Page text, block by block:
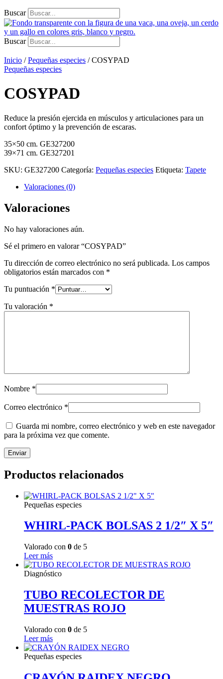
Buscar
Buscar
Inicio /Pequeñas especies / COSYPAD
Pequeñas especies
COSYPAD
Reduce la presión ejercida en músculos y articulaciones para un
confort óptimo y la prevención de escaras.
35×50 cm. GE327200
39×71 cm. GE327201
SKU: GE327200 Categoría: Pequeñas especies Etiqueta: Tapete
Valoraciones (0)
Valoraciones
No hay valoraciones aún.
Sé el primero en valorar “COSYPAD”
Tu dirección de correo electrónico no será publicada. Los campos
obligatorios están marcados con *
Tu puntuación *
Tu valoración *
Nombre *
Correo electrónico *
Guarda mi nombre, correo electrónico y web en este navegador
para la próxima vez que comente.
Productos relacionados
Pequeñas especies
WHIRL-PACK BOLSAS 2 1/2″ X 5″
Valorado con 0 de 5
Leer más
Diagnóstico
TUBO RECOLECTOR DE
MUESTRAS ROJO
Valorado con 0 de 5
Leer más
Pequeñas especies